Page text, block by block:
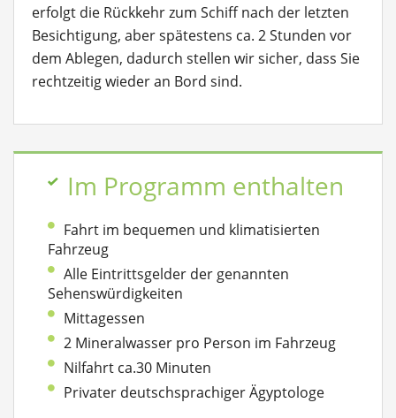
erfolgt die Rückkehr zum Schiff nach der letzten
Besichtigung, aber spätestens ca. 2 Stunden vor
dem Ablegen, dadurch stellen wir sicher, dass Sie
rechtzeitig wieder an Bord sind.
Im Programm enthalten
Fahrt im bequemen und klimatisierten
Fahrzeug
Alle Eintrittsgelder der genannten
Sehenswürdigkeiten
Mittagessen
2 Mineralwasser pro Person im Fahrzeug
Nilfahrt ca.30 Minuten
Privater deutschsprachiger Ägyptologe